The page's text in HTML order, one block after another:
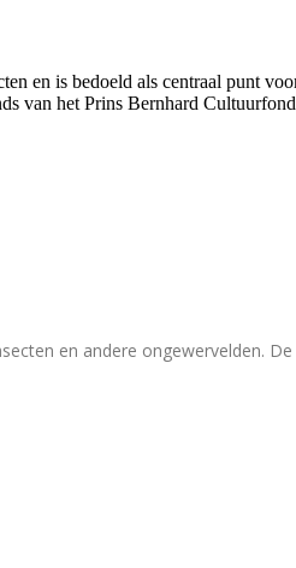
en is bedoeld als centraal punt
van het Prins Bernhard
en andere ongewervelden.